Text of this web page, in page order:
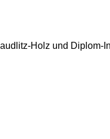
Holz und Diplom-